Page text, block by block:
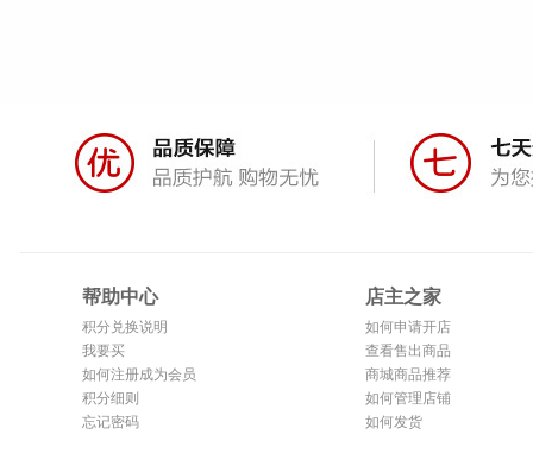
帮助中心
积分兑换说明
我要买
如何注册成为会员
积分细则
忘记密码
店主之家
如何申请开店
查看售出商品
商城商品推荐
如何管理店铺
如何发货